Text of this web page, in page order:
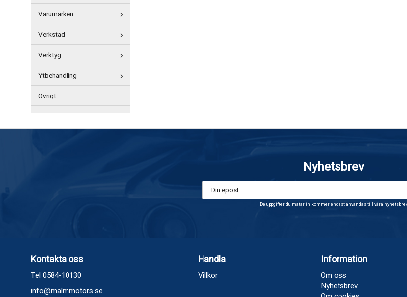
Varumärken
Verkstad
Verktyg
Ytbehandling
Övrigt
Nyhetsbrev
De uppgifter du matar in kommer endast användas till våra
Kontakta oss
Tel 0584-10130
info@malmmotors.se
Handla
Villkor
Information
Om oss
Nyhetsbrev